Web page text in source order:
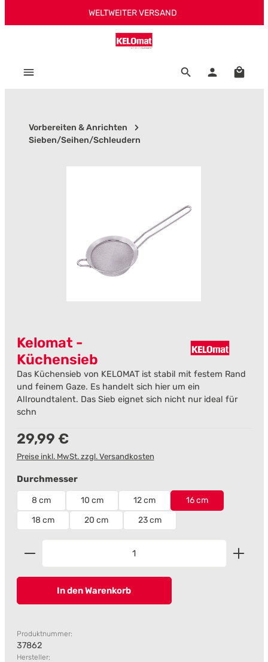
Zum Hauptinhalt springenWELTWEITER VERSAND
Vorbereiten & Anrichten
Sieben/Seihen/Schleudern
Kelomat -
Küchensieb
Das Küchensieb von KELOMAT ist stabil mit festem Rand
und feinem Gaze. Es handelt sich hier um ein
Allroundtalent. Das Sieb eignet sich nicht nur ideal für
schn
Regulärer Preis:
29,99 €
Preise inkl. MwSt. zzgl. Versandkosten
Durchmesserauswählen
8 cm 10 cm 12 cm
16 cm
18 cm
20 cm 23 cm
Produkt Anzahl: Gib den gewünschten Wert ein
In den Warenkorb
Produktnummer:
37862
Hersteller: